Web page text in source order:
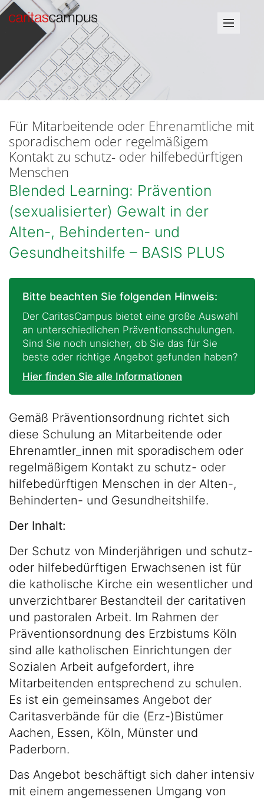
Für Mitarbeitende oder Ehrenamtliche mit
sporadischem oder regelmäßigem
Kontakt zu schutz- oder hilfebedürftigen
Menschen
Blended Learning: Prävention
(sexualisierter) Gewalt in der
Alten-, Behinderten- und
Gesundheitshilfe – BASIS PLUS
Bitte beachten Sie folgenden Hinweis:
Der CaritasCampus bietet eine große Auswahl
an unterschiedlichen Präventionsschulungen.
Sind Sie noch unsicher, ob Sie das für Sie
beste oder richtige Angebot gefunden haben?
Hier finden Sie alle Informationen
Gemäß Präventionsordnung richtet sich
diese Schulung an Mitarbeitende oder
Ehrenamtler_innen mit sporadischem oder
regelmäßigem Kontakt zu schutz- oder
hilfebedürftigen Menschen in der Alten-,
Behinderten- und Gesundheitshilfe.
Der Inhalt:
Der Schutz von Minderjährigen und schutz-
oder hilfebedürftigen Erwachsenen ist für
die katholische Kirche ein wesentlicher und
unverzichtbarer Bestandteil der caritativen
und pastoralen Arbeit. Im Rahmen der
Präventionsordnung des Erzbistums Köln
sind alle katholischen Einrichtungen der
Sozialen Arbeit aufgefordert, ihre
Mitarbeitenden entsprechend zu schulen.
Es ist ein gemeinsames Angebot der
Caritasverbände für die (Erz-)Bistümer
Aachen, Essen, Köln, Münster und
Paderborn.
Das Angebot beschäftigt sich daher intensiv
mit einem angemessenen Umgang von